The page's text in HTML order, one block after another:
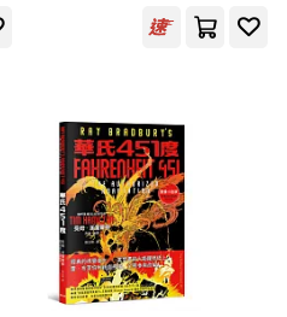
多(6)
兵 審
李秀英(4)
公司(22)
Concerto, Sonata, Sinfonia, &